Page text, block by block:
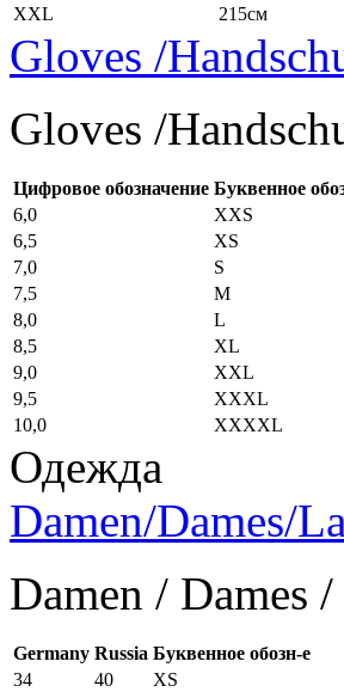
XXL
215см
Gloves /
Gloves /
Цифровое обозначение Буквенное
6,0
XXS
6,5
XS
7,0
S
7,5
M
8,0
L
8,5
XL
9,0
XXL
9,5
XXXL
10,0
XXXXL
Одежда
Damen/Dames/
Damen /
Germany Russia Буквенное обозн-е
34
40
XS